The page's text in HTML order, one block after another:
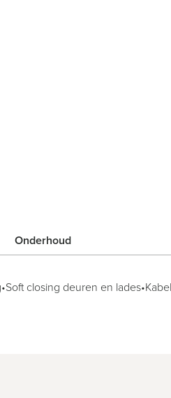
Soft closing deuren en lades•
Onderhoud